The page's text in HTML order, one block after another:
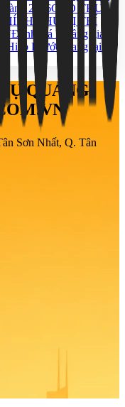
2026CHO THUÊ
CHỦ VỊ TRÍ
Đánh giá hạ tầng giao
Hiệp Phước mang lại lợi
QUẢNG
Sơn Nhất, Q. Tân